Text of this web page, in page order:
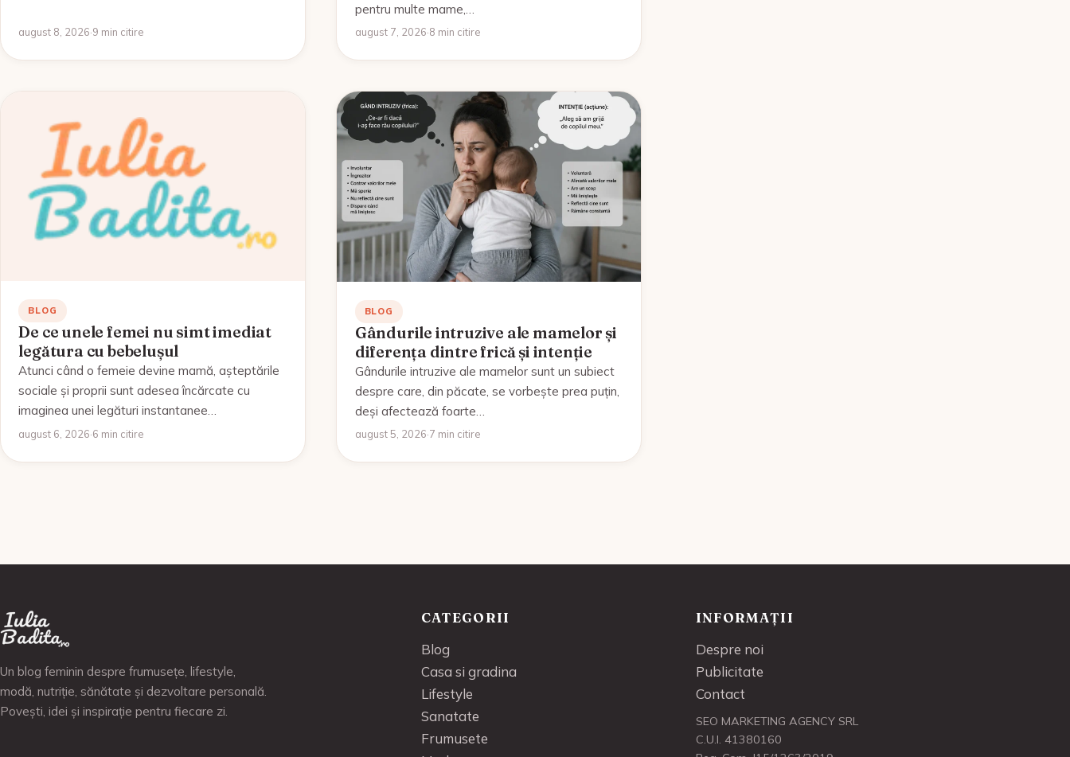
august 8, 2026·9 min citire
pentru multe mame,…
august 7, 2026·8 min citire
BLOG
De ce unele femei nu simt imediat
legătura cu bebelușul
Atunci când o femeie devine mamă, așteptările
sociale și proprii sunt adesea încărcate cu
imaginea unei legături instantanee…
august 6, 2026·6 min citire
BLOG
Gândurile intruzive ale mamelor și
diferența dintre frică și intenție
Gândurile intruzive ale mamelor sunt un subiect
despre care, din păcate, se vorbește prea puțin,
deși afectează foarte…
august 5, 2026·7 min citire
Un blog feminin despre frumusețe, lifestyle,
modă, nutriție, sănătate și dezvoltare personală.
Povești, idei și inspirație pentru fiecare zi.
CATEGORII
Blog
Casa si gradina
Lifestyle
Sanatate
Frumusete
INFORMAȚII
Despre noi
Publicitate
Contact
SEO MARKETING AGENCY SRL
C.U.I. 41380160